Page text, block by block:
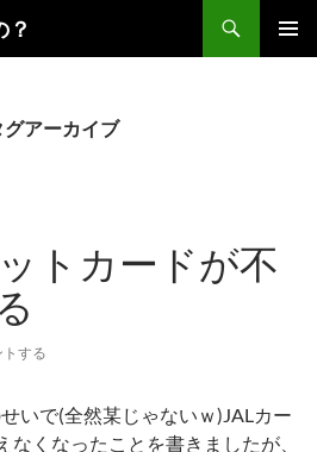
？
グアーカイブ
トカードが不
トする
いで(全然某じゃないｗ)JALカー
なくなったことを書きましたが、